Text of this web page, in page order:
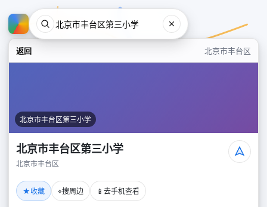
返回 北京市丰台区
北京市丰台区第三小学
北京市丰台区第三小学
北京市丰台区
★收藏 ⌖搜周边 📱 去手机查看